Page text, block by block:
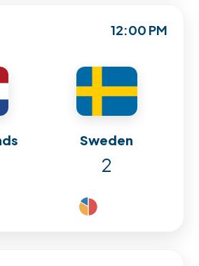
12:00 PM
Sweden
2